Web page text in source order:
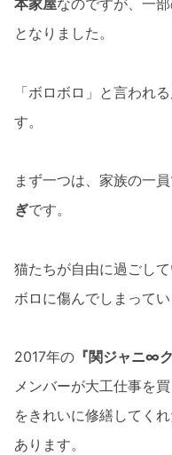
本家屋なのですが、一
となりました。
「ボロボロ」と言われ
す。
まず一つは、家族の一
ぎです。
猫たちが自由に過ごし
ボロに傷んでしまってい
2017年の 『関ジャニ∞
メンバーが大工仕事を
をきれいに修繕してく
あります。